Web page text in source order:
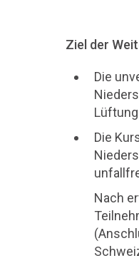
Ziel der
Die
Die
Nach